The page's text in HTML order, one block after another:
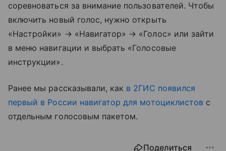
соревноваться за внимание пользователей. Чтобы
включить новый голос, нужно открыть
«Настройки» → «Навигатор» → «Голос» или зайти
в меню навигации и выбрать «Голосовые
инструкции».
Ранее мы рассказывали, как в 2ГИС появился
первый в России навигатор для мотоциклистов с
отдельным голосовым пакетом.
Поделиться